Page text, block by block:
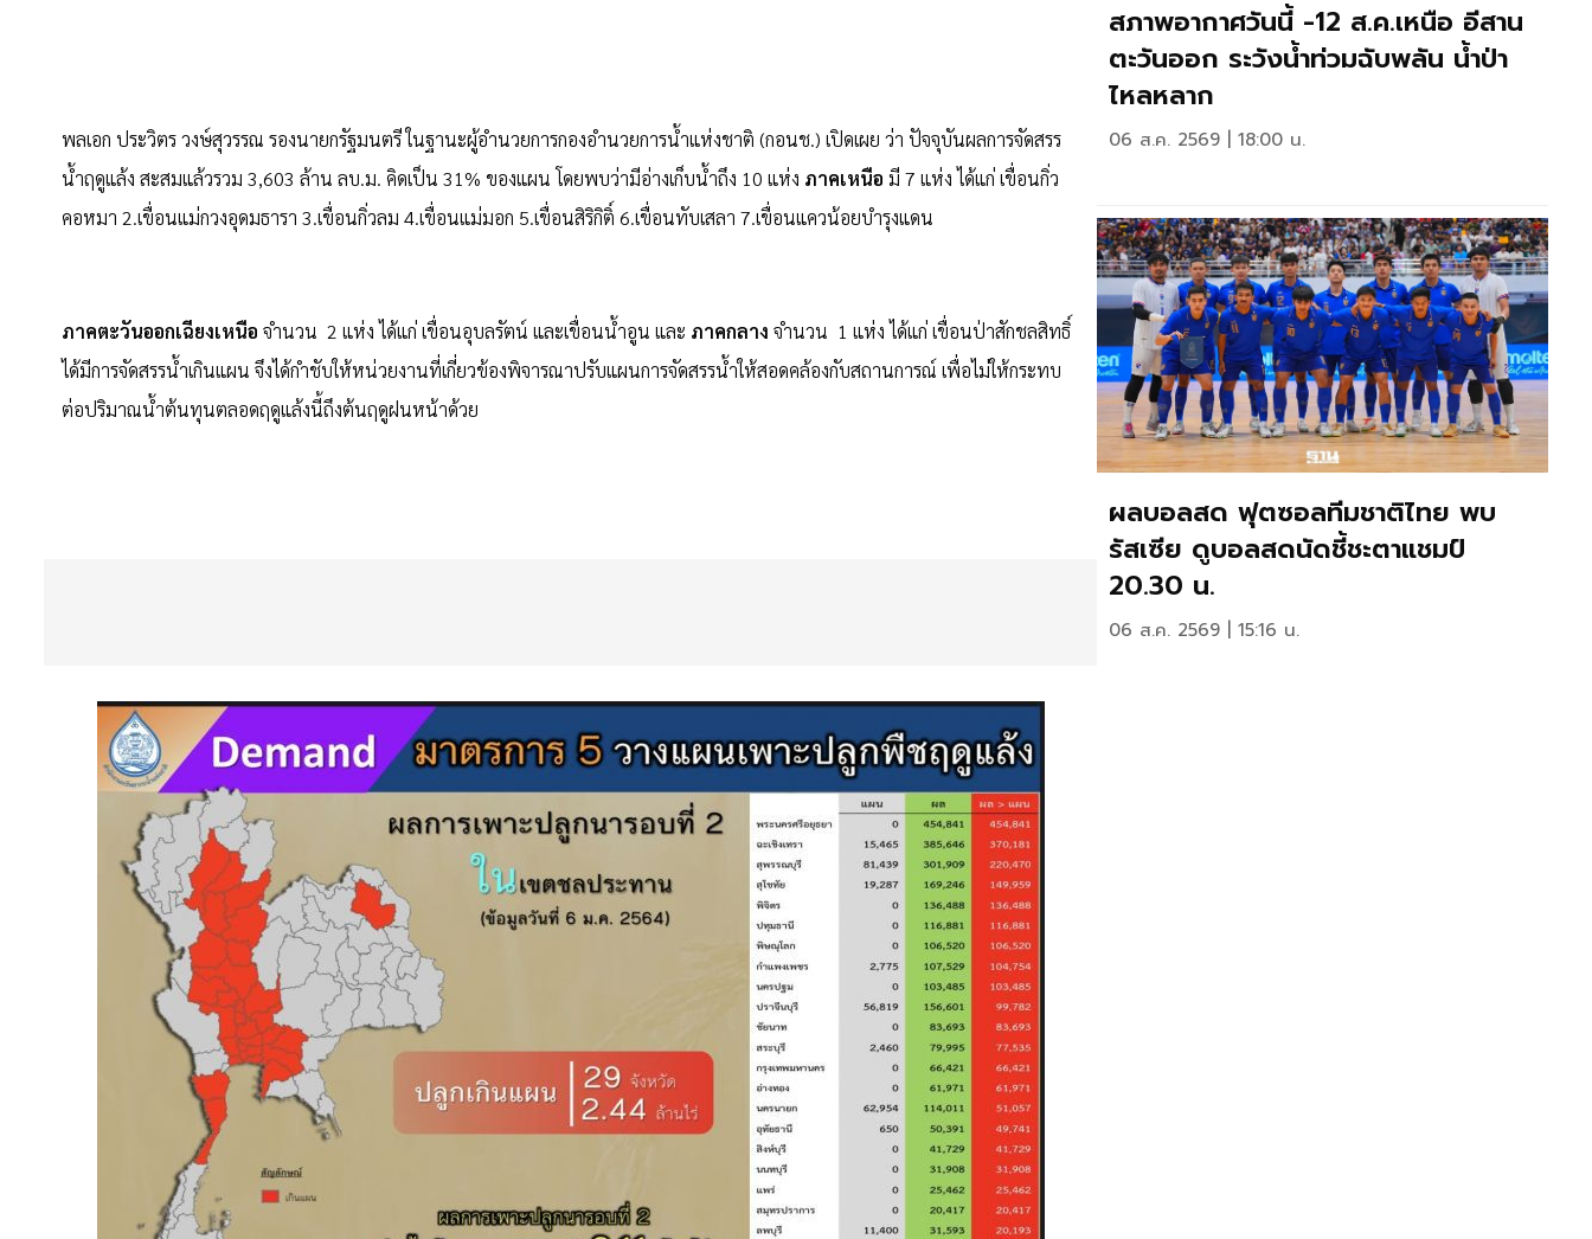
พลเอก ประวิตร วงษ์สุวรรณ รองนายกรัฐมนตรี ในฐานะผู้อำนวยการกองอำนวยการน้ำแห่งชาติ (กอนช.) เปิดเผย ว่า ปัจจุบันผลการจัดสรร
น้ำฤดูแล้ง สะสมแล้วรวม 3,603 ล้าน ลบ.ม. คิดเป็น 31% ของแผน โดยพบว่ามีอ่างเก็บน้ำถึง 10 แห่ง ภาคเหนือ มี 7 แห่ง ได้แก่ เขื่อนกิ่ว
คอหมา 2.เขื่อนแม่กวงอุดมธารา 3.เขื่อนกิ่วลม 4.เขื่อนแม่มอก 5.เขื่อนสิริกิติ์ 6.เขื่อนทับเสลา 7.เขื่อนแควน้อยบำรุงแดน
ภาคตะวันออกเฉียงเหนือ จำนวน 2 แห่ง ได้แก่ เขื่อนอุบลรัตน์ และเขื่อนน้ำอูน และ ภาคกลาง จำนวน 1 แห่ง ได้แก่ เขื่อนป่าสักชลสิทธิ์
ได้มีการจัดสรรน้ำเกินแผน จึงได้กำชับให้หน่วยงานที่เกี่ยวข้องพิจารณาปรับแผนการจัดสรรน้ำให้สอดคล้องกับสถานการณ์ เพื่อไม่ให้กระทบ
ต่อปริมาณน้ำต้นทุนตลอดฤดูแล้งนี้ถึงต้นฤดูฝนหน้าด้วย
สภาพอากาศวันนี้ -12 ส.ค.เหนือ อีสาน
ตะวันออก ระวังน้ำท่วมฉับพลัน น้ำป่า
ไหลหลาก
06 ส.ค. 2569 | 18:00 น.
ผลบอลสด ฟุตซอลทีมชาติไทย พบ
รัสเซีย ดูบอลสดนัดชี้ชะตาแชมป์
20.30 น.
06 ส.ค. 2569 | 15:16 น.